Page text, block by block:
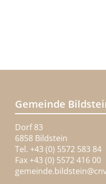
Gemeinde
Dorf 83
6858 Bildstein
Tel. +43 (0) 5572 583 84
Fax +43 (0) 5572 416 00
gemeinde.bildstein@